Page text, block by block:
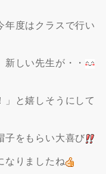
年度はクラスで行い
しい先生が・・
」と嬉しそうにして
子をもらい大喜び
なりましたね